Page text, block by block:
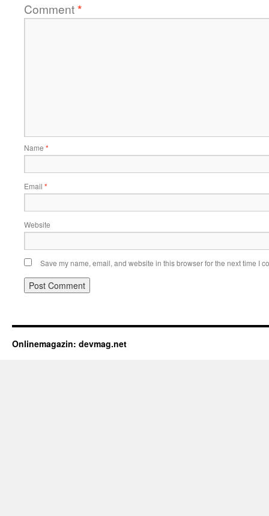
Comment*
Name *
Email *
Website
Save my name, email, and website in this browser for the next time I
Onlinemagazin: devmag.net